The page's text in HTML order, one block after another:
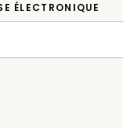
ÉLECTRONIQUE